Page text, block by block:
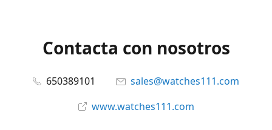
Contacta con nosotros
650389101
sales@watches111.com
www.watches111.com